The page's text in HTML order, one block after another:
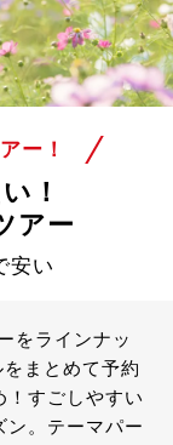
ー！
！
アー
安い
をラインナッ
まとめて予約
！すごしやすい
ン。テーマパー